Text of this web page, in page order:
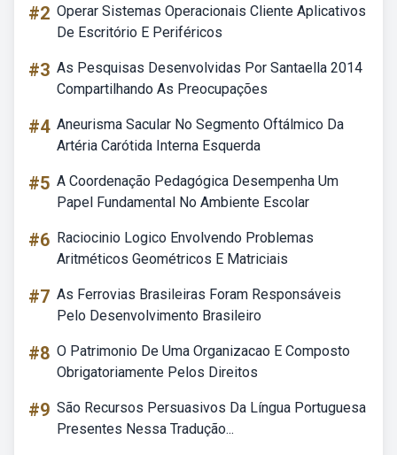
#2 Operar Sistemas Operacionais Cliente Aplicativos
De Escritório E Periféricos
#3 As Pesquisas Desenvolvidas Por Santaella 2014
Compartilhando As Preocupações
#4 Aneurisma Sacular No Segmento Oftálmico Da
Artéria Carótida Interna Esquerda
#5 A Coordenação Pedagógica Desempenha Um
Papel Fundamental No Ambiente Escolar
#6 Raciocinio Logico Envolvendo Problemas
Aritméticos Geométricos E Matriciais
#7 As Ferrovias Brasileiras Foram Responsáveis
Pelo Desenvolvimento Brasileiro
#8 O Patrimonio De Uma Organizacao E Composto
Obrigatoriamente Pelos Direitos
#9 São Recursos Persuasivos Da Língua Portuguesa
Presentes Nessa Tradução...